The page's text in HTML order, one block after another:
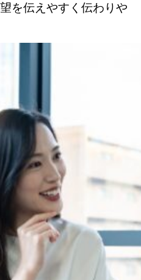
を伝えやすく伝わりや